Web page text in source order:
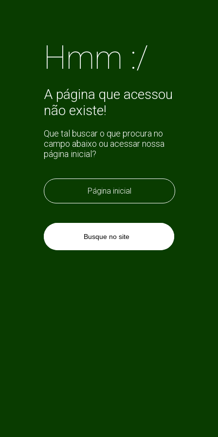
Hmm :/
A página que acessou
não existe!
Que tal buscar o que procura no
campo abaixo ou acessar nossa
página inicial?
Página inicial